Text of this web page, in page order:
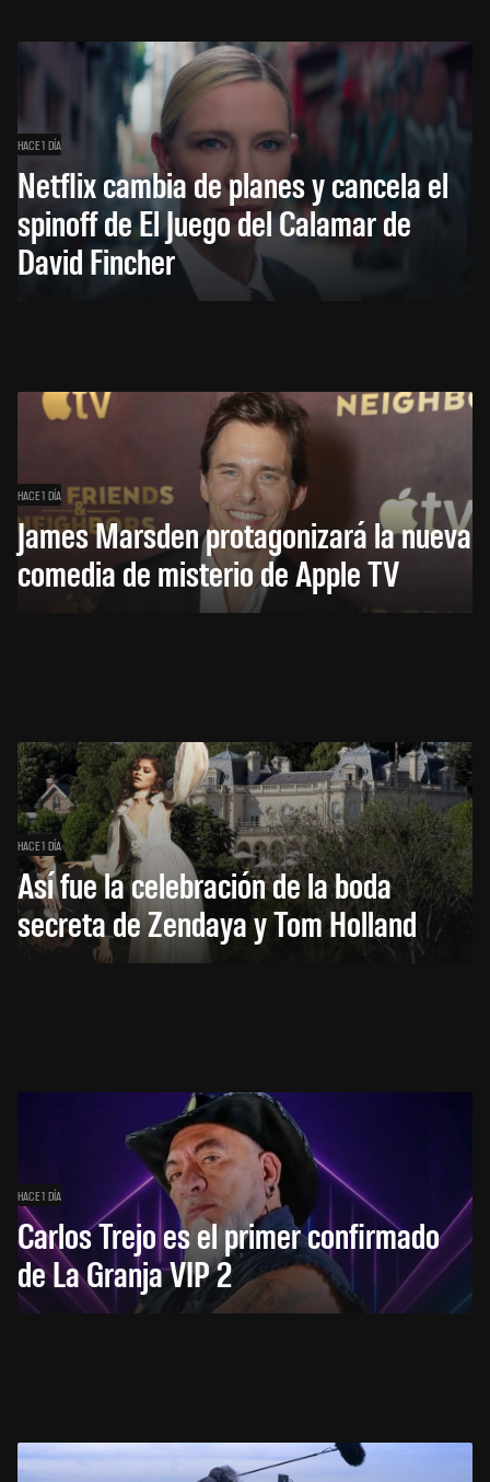
HACE 1 DÍA
Netflix cambia de planes y cancela el
spinoff de El Juego del Calamar de
David Fincher
HACE 1 DÍA
James Marsden protagonizará la nueva
comedia de misterio de Apple TV
HACE 1 DÍA
Así fue la celebración de la boda
secreta de Zendaya y Tom Holland
HACE 1 DÍA
Carlos Trejo es el primer confirmado
de La Granja VIP 2